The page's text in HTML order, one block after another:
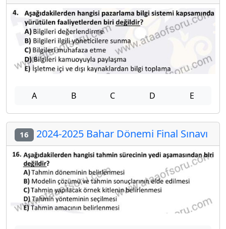
A B C D E
16 2024-2025 Bahar Dönemi Final Sınavı